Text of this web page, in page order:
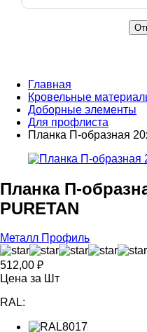
Главная
Кровельные
Доборные элементы
Для профлиста
Планка П-образная
Планка П-
PURETAN
Металл Профиль
512,00 ₽
Цена за Шт
RAL: